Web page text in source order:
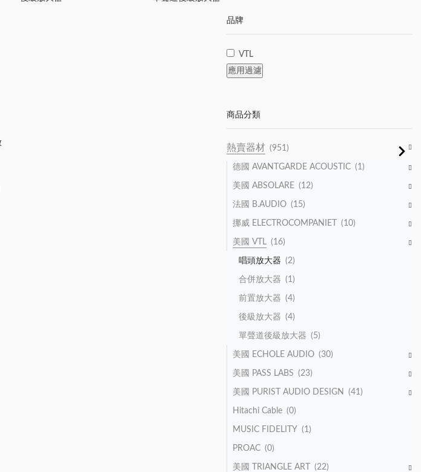
品牌
VTL
應用過濾
商品分類
熱賣器材 (951)
德國 AVANTGARDE ACOUSTIC (1)
美國 ABSOLARE (12)
法國 B.AUDIO (15)
挪威 ELECTROCOMPANIET (10)
美國 VTL (16)
唱頭放大器 (2)
合併放大器 (1)
前置放大器 (4)
後級放大器 (4)
單聲道後級放大器 (5)
美國 ECHOLE AUDIO (30)
美國 PASS LABS (23)
美國 PURIST AUDIO DESIGN (41)
Hitachi Cable (0)
MUSIC FIDELITY (1)
PROAC (0)
美國 TRIANGLE ART (22)